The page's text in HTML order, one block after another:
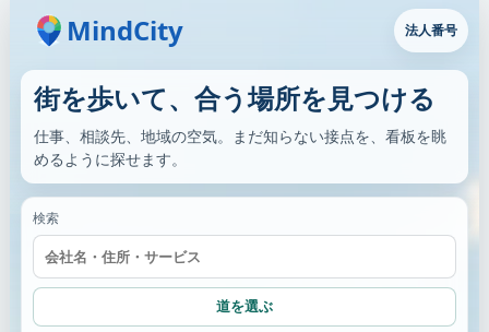
MindCity 法人番号
街を歩いて、合う場所を見つける
仕事、相談先、地域の空気。まだ知らない接点を、看板を眺
めるように探せます。
検索
道を選ぶ